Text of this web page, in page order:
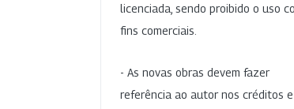
licenciada, sendo proibido o uso
fins comerciais.
- As novas obras devem fazer
referência ao autor nos créditos